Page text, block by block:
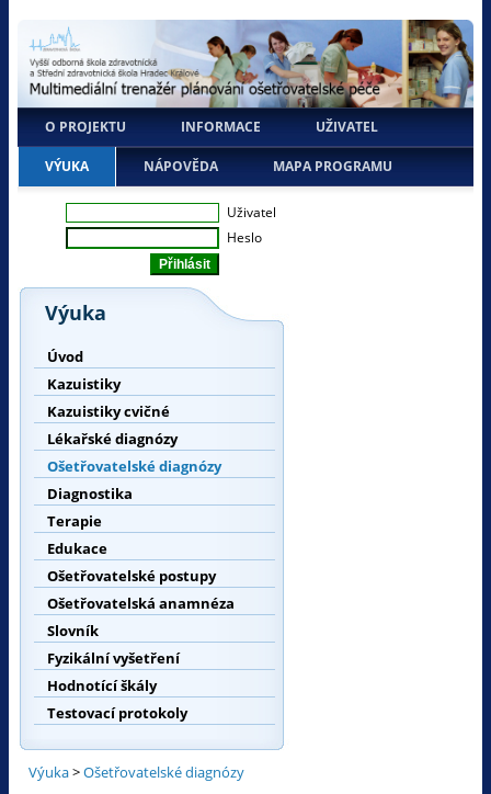
O PROJEKTU INFORMACE UŽIVATEL
VÝUKA NÁPOVĚDA MAPA PROGRAMU
Uživatel
Heslo
Výuka
Úvod
Kazuistiky
Kazuistiky cvičné
Lékařské diagnózy
Ošetřovatelské diagnózy
Diagnostika
Terapie
Edukace
Ošetřovatelské postupy
Ošetřovatelská anamnéza
Slovník
Fyzikální vyšetření
Hodnotící škály
Testovací protokoly
Výuka>Ošetřovatelské diagnózy